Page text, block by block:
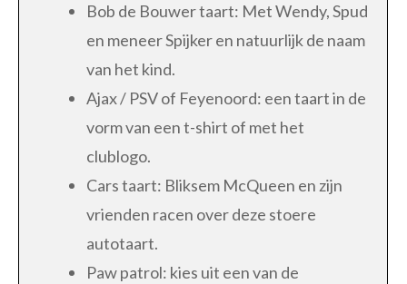
Bob de Bouwer taart: Met Wendy, Spud
en meneer Spijker en natuurlijk de naam
van het kind.
Ajax / PSV of Feyenoord: een taart in de
vorm van een t-shirt of met het
clublogo.
Cars taart: Bliksem McQueen en zijn
vrienden racen over deze stoere
autotaart.
Paw patrol: kies uit een van de